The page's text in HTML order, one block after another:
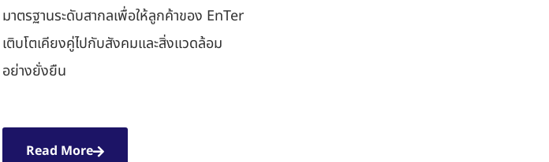
มาตรฐานระดับสากลเพื่อให้ลูกค้าของ EnTer
เติบโตเคียงคู่ไปกับสังคมและสิ่งแวดล้อม
อย่างยั่งยืน
Read More